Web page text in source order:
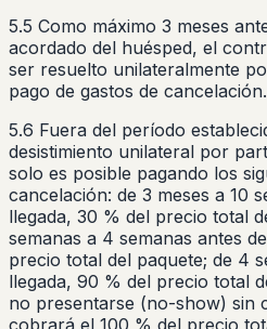
5.5 Como máximo 3 meses
acordado del huésped, el
ser resuelto unilateralmente
pago de gastos de cancelación.
5.6 Fuera del período
desistimiento unilateral por
solo es posible pagando los
cancelación: de 3 meses a 10
llegada, 30 % del precio total
semanas a 4 semanas antes
precio total del paquete; de 4
llegada, 90 % del precio total
no presentarse (no-show) sin